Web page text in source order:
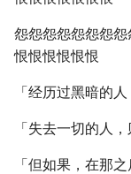
怨怨怨怨怨怨怨
恨恨恨恨恨恨
「经历过黑暗的
「失去一切的人
「但如果，在那